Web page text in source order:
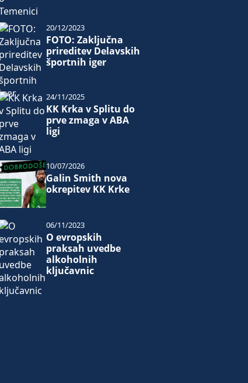
FOTO: Zaključna
prireditev Delavskih
športnih iger
20/12/2023
KK Krka v Splitu do
prve zmaga v ABA
ligi
24/11/2025
Galin Smith nova
okrepitev KK Krke
10/07/2026
O evropskih
praksah uvedbe
alkoholnih
ključavnic
06/11/2023